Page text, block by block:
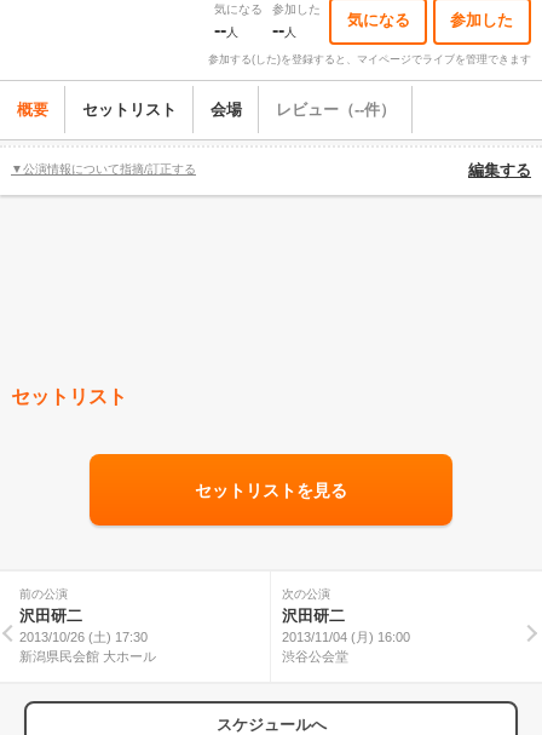
気になる
--人
参加した
--人
気になる 参加した
参加する(した)を登録すると、マイページでライブを管理できます
概要 セットリスト 会場 レビュー（--件）
▼公演情報について指摘/訂正する 編集する
セットリスト
セットリストを見る
前の公演
沢田研二
2013/10/26 (土) 17:30
新潟県民会館 大ホール
次の公演
沢田研二
2013/11/04 (月) 16:00
渋谷公会堂
スケジュールへ